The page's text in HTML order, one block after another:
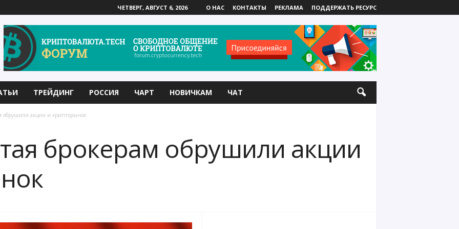
ЧЕТВЕРГ, АВГУСТ 6, 2026 О НАС КОНТАКТЫ РЕКЛАМА ПОДДЕРЖАТЬ РЕСУРС
ТРЕЙДИНГ РОССИЯ ЧАРТ НОВИЧКАМ ЧАТ
обрушили акции и крипторынок
брокерам обрушили акции